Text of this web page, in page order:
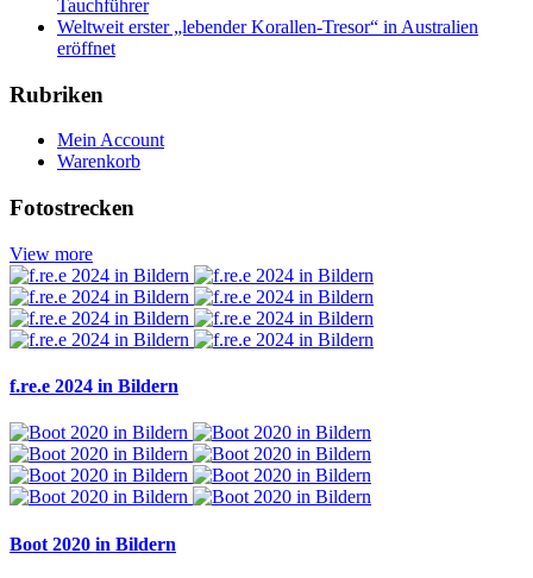
Tauchführer
Weltweit erster „lebender Korallen-Tresor“ in Australien
eröffnet
Rubriken
Mein Account
Warenkorb
Fotostrecken
View more
f.re.e 2024 in Bildern
Boot 2020 in Bildern